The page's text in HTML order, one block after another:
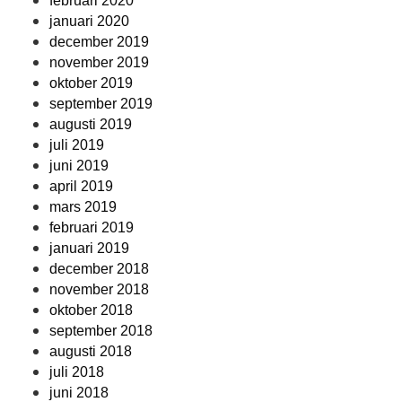
januari 2020
december 2019
november 2019
oktober 2019
september 2019
augusti 2019
juli 2019
juni 2019
april 2019
mars 2019
februari 2019
januari 2019
december 2018
november 2018
oktober 2018
september 2018
augusti 2018
juli 2018
juni 2018